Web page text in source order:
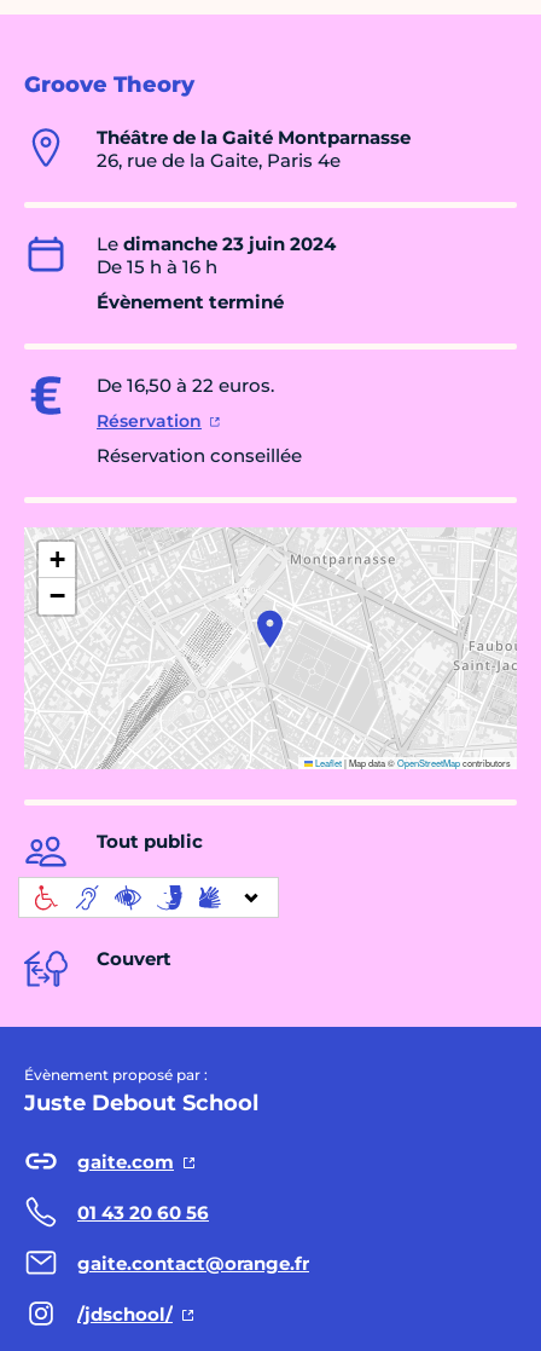
Groove Theory
Théâtre de la Gaité Montparnasse
26, rue de la Gaite, Paris 4e
Le dimanche 23 juin 2024
De 15 h à 16 h
Évènement terminé
De 16,50 à 22 euros.
Réservation
Réservation conseillée
+
−
Leaflet|Map data ©OpenStreetMapcontributors
Tout public
Couvert
Évènement proposé par :
Juste Debout School
gaite.com
01 43 20 60 56
gaite.contact@orange.fr
/jdschool/